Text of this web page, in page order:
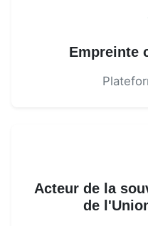
Empreinte
Acteur de la
de